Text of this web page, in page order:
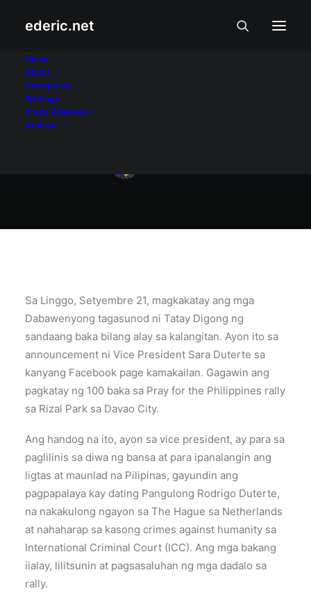
ederic.net
Home
About
Categories
Writings
Press Releases
Archive
100 baka para kay
Sa Linggo, Setyembre 21, magkakatay ang mga
Dabawenyong tagasunod ni Tatay Digong ng
sandaang baka bilang alay sa kalangitan. Ayon ito sa
announcement ni Vice President Sara Duterte sa
kanyang Facebook page kamakailan. Gagawin ang
pagkatay ng 100 baka sa Pray for the Philippines rally
sa Rizal Park sa Davao City.
Ang handog na ito, ayon sa vice president, ay para sa
paglilinis sa diwa ng bansa at para ipanalangin ang
ligtas at maunlad na Pilipinas, gayundin ang
pagpapalaya kay dating Pangulong Rodrigo Duterte,
na nakakulong ngayon sa The Hague sa Netherlands
at nahaharap sa kasong crimes against humanity sa
International Criminal Court (ICC). Ang mga bakang
iialay, lilitsunin at pagsasaluhan ng mga dadalo sa
rally.